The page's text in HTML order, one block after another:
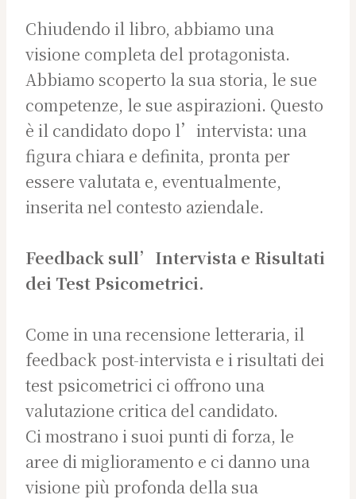
Chiudendo il libro, abbiamo una
visione completa del protagonista.
Abbiamo scoperto la sua storia, le sue
competenze, le sue aspirazioni. Questo
è il candidato dopo l’intervista: una
figura chiara e definita, pronta per
essere valutata e, eventualmente,
inserita nel contesto aziendale.
Feedback sull’Intervista e Risultati
dei Test Psicometrici.
Come in una recensione letteraria, il
feedback post-intervista e i risultati dei
test psicometrici ci offrono una
valutazione critica del candidato.
Ci mostrano i suoi punti di forza, le
aree di miglioramento e ci danno una
visione più profonda della sua